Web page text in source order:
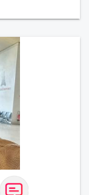
difficile
vous